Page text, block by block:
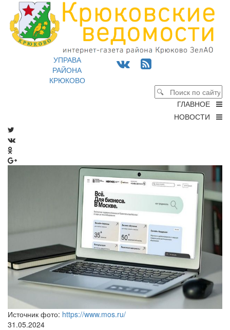
УПРАВА
РАЙОНА
КРЮКОВО
ГЛАВНОЕ
НОВОСТИ
Источник фото: https://www.mos.ru/
31.05.2024